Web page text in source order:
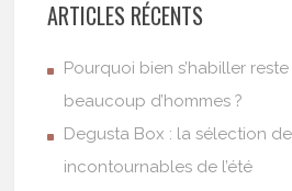
ARTICLES RÉCENTS
Pourquoi bien s’habiller
beaucoup d’hommes ?
Degusta Box : la sélection
incontournables de l’été